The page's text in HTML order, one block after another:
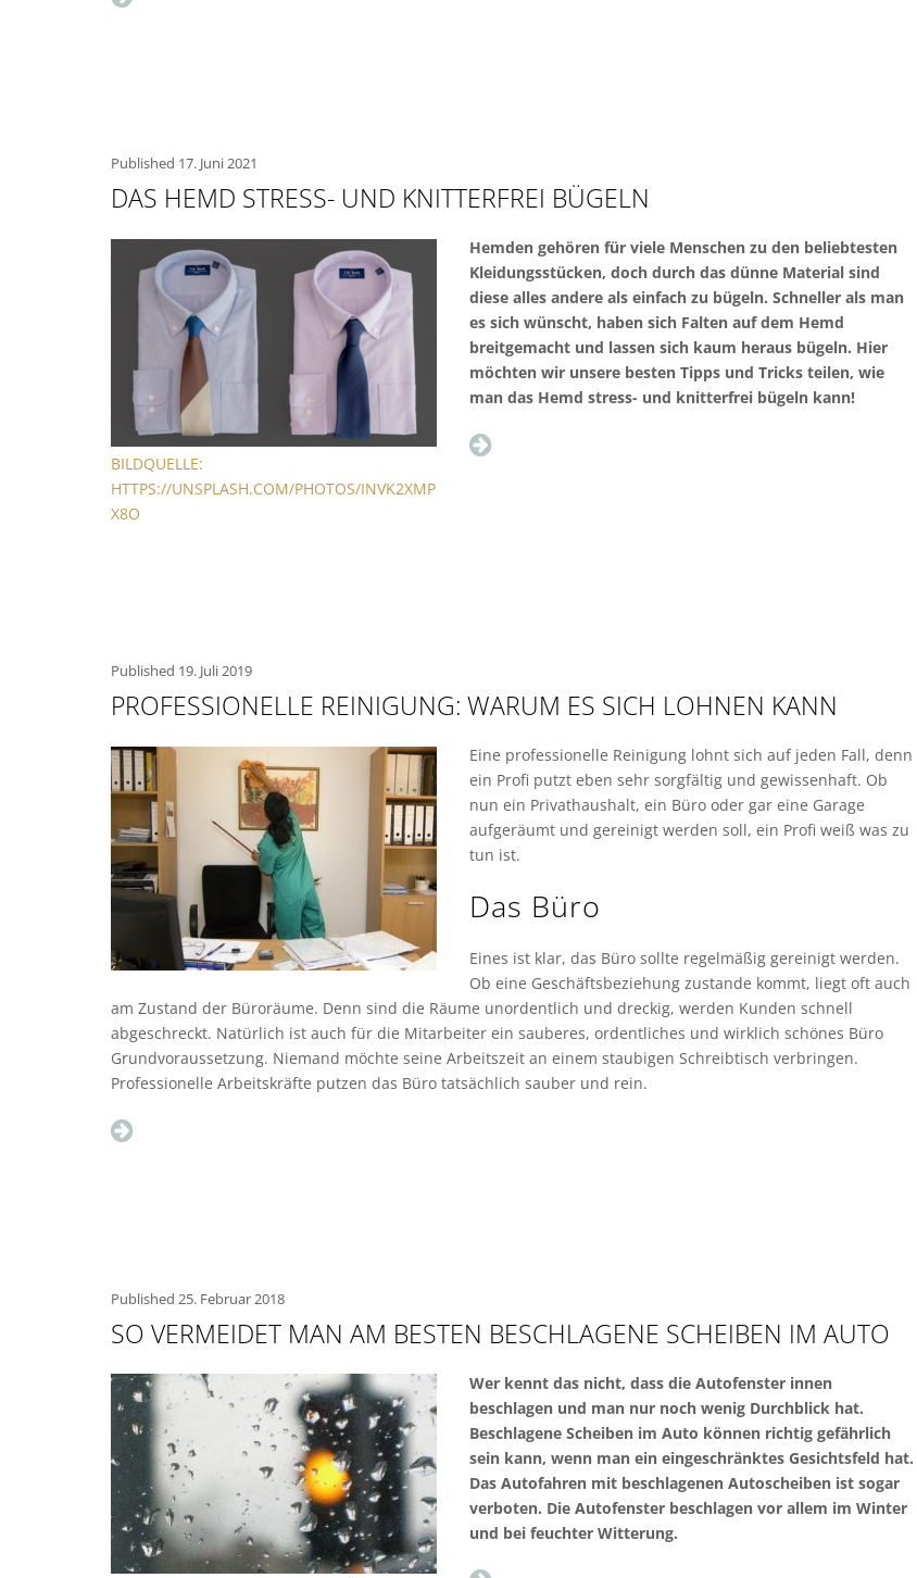
Published 17. Juni 2021
DAS HEMD STRESS- UND KNITTERFREI BÜGELN
BILDQUELLE:
HTTPS://UNSPLASH.COM/PHOTOS/INVK2XMP
X8O
Hemden gehören für viele Menschen zu den beliebtesten
Kleidungsstücken, doch durch das dünne Material sind
diese alles andere als einfach zu bügeln. Schneller als man
es sich wünscht, haben sich Falten auf dem Hemd
breitgemacht und lassen sich kaum heraus bügeln. Hier
möchten wir unsere besten Tipps und Tricks teilen, wie
man das Hemd stress- und knitterfrei bügeln kann!
Published 19. Juli 2019
PROFESSIONELLE REINIGUNG: WARUM ES SICH LOHNEN KANN
Eine professionelle Reinigung lohnt sich auf jeden Fall, denn
ein Profi putzt eben sehr sorgfältig und gewissenhaft. Ob
nun ein Privathaushalt, ein Büro oder gar eine Garage
aufgeräumt und gereinigt werden soll, ein Profi weiß was zu
tun ist.
Das Büro
Eines ist klar, das Büro sollte regelmäßig gereinigt werden.
Ob eine Geschäftsbeziehung zustande kommt, liegt oft auch
am Zustand der Büroräume. Denn sind die Räume unordentlich und dreckig, werden Kunden schnell
abgeschreckt. Natürlich ist auch für die Mitarbeiter ein sauberes, ordentliches und wirklich schönes Büro
Grundvoraussetzung. Niemand möchte seine Arbeitszeit an einem staubigen Schreibtisch verbringen.
Professionelle Arbeitskräfte putzen das Büro tatsächlich sauber und rein.
Published 25. Februar 2018
SO VERMEIDET MAN AM BESTEN BESCHLAGENE SCHEIBEN IM AUTO
Wer kennt das nicht, dass die Autofenster innen
beschlagen und man nur noch wenig Durchblick hat.
Beschlagene Scheiben im Auto können richtig gefährlich
sein kann, wenn man ein eingeschränktes Gesichtsfeld hat.
Das Autofahren mit beschlagenen Autoscheiben ist sogar
verboten. Die Autofenster beschlagen vor allem im Winter
und bei feuchter Witterung.